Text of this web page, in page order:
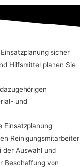
sicher
Hilfsmittel planen Sie
und
Einsatzplanung,
Reinigungsmitarbeiter
der Auswahl und
Beschaffung von